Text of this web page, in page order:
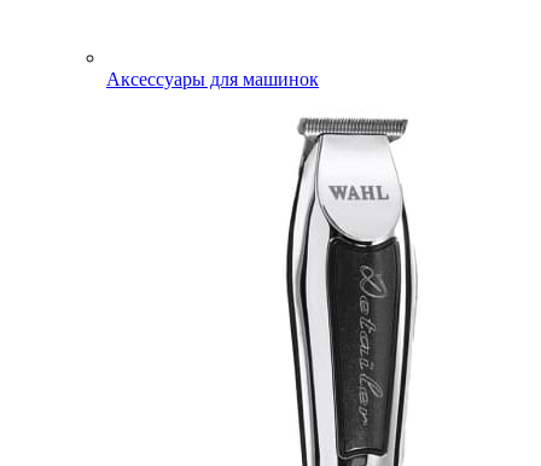
Аксессуары для машинок